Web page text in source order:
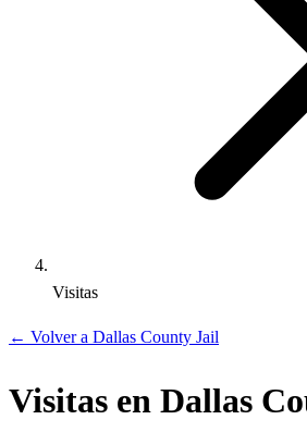
Visitas
← Volver a Dallas County Jail
Visitas en Dallas